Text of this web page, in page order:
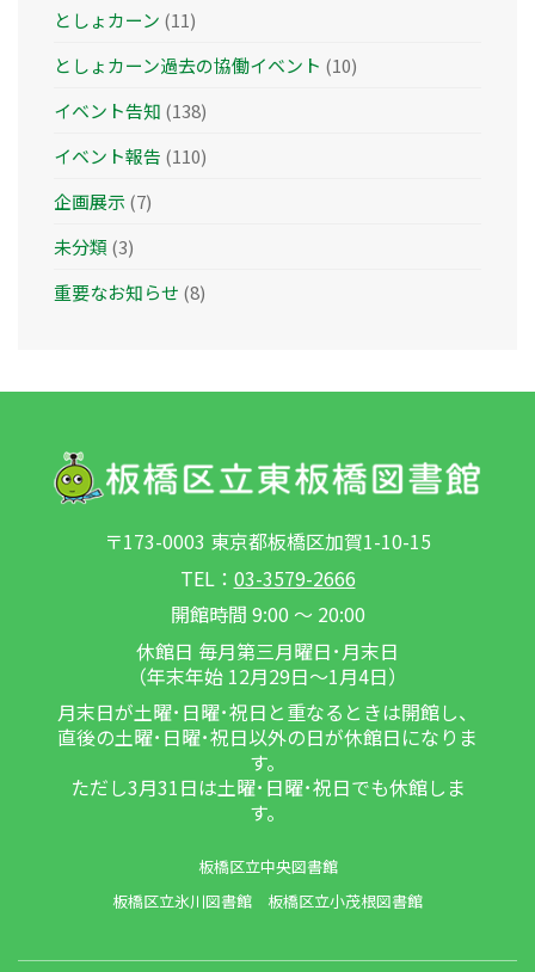
としょカーン (11)
としょカーン過去の協働イベント (10)
イベント告知 (138)
イベント報告 (110)
企画展示(7)
未分類 (3)
重要なお知らせ (8)
〒173-0003 東京都板橋区加賀1-10-15
TEL： 03-3579-2666
開館時間 9:00 ～ 20:00
休館日 毎月第三月曜日･月末日
（年末年始 12月29日～1月4日）
月末日が土曜･日曜･祝日と重なるときは開館し、
直後の土曜･日曜･祝日以外の日が休館日になりま
す。
ただし3月31日は土曜･日曜･祝日でも休館しま
す。
板橋区立中央図書館
板橋区立氷川図書館
板橋区立小茂根図書館